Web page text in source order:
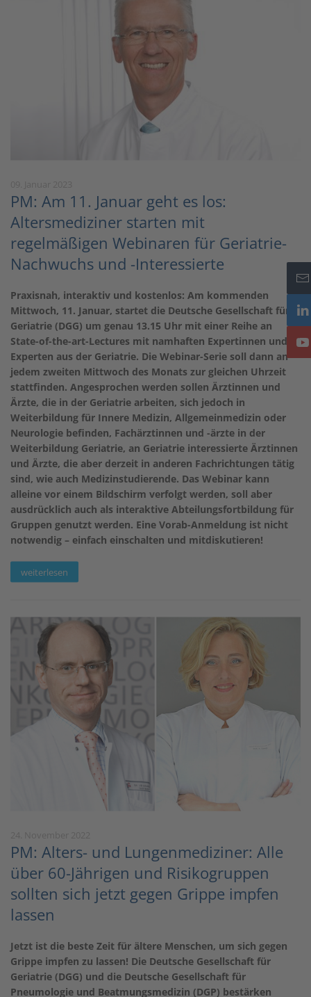
PM: Am 11. Januar geht es los:
Altersmediziner starten mit
regelmäßigen Webinaren für Geriatrie-
Nachwuchs und -Interessierte
Praxisnah, interaktiv und kostenlos: Am kommenden
Mittwoch, 11. Januar, startet die Deutsche Gesellschaft für
Geriatrie (DGG) um genau 13.15 Uhr mit einer Reihe an
State-of-the-art-Lectures mit namhaften Expertinnen und
Experten aus der Geriatrie. Die Webinar-Serie soll dann an
jedem zweiten Mittwoch des Monats zur gleichen Uhrzeit
stattfinden. Angesprochen werden sollen Ärztinnen und
Ärzte, die in der Geriatrie arbeiten, sich jedoch in
Weiterbildung für Innere Medizin, Allgemeinmedizin oder
Neurologie befinden, Fachärztinnen und -ärzte in der
Weiterbildung Geriatrie, an Geriatrie interessierte Ärztinnen
und Ärzte, die aber derzeit in anderen Fachrichtungen tätig
sind, wie auch Medizinstudierende. Das Webinar kann
alleine vor einem Bildschirm verfolgt werden, soll aber
ausdrücklich auch als interaktive Abteilungsfortbildung für
Gruppen genutzt werden. Eine Vorab-Anmeldung ist nicht
notwendig – einfach einschalten und mitdiskutieren!
weiterlesen
PM: Alters- und Lungenmediziner: Alle
über 60-Jährigen und Risikogruppen
sollten sich jetzt gegen Grippe impfen
lassen
Jetzt ist die beste Zeit für ältere Menschen, um sich gegen
Grippe impfen zu lassen! Die Deutsche Gesellschaft für
Geriatrie (DGG) und die Deutsche Gesellschaft für
Pneumologie und Beatmungsmedizin (DGP) bestärken